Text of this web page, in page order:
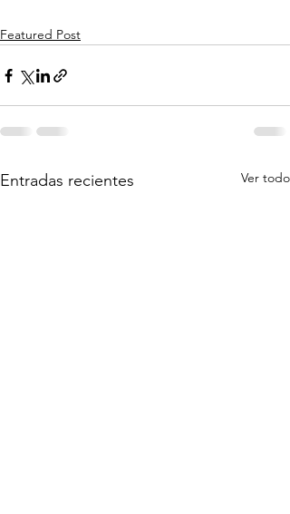
Featured Post
Entradas recientes Ver todo